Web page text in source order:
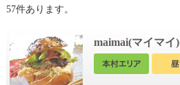
57件あります。
maimai(マイマイ)